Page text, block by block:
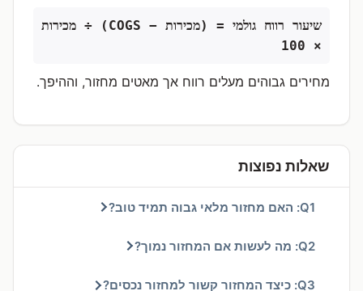
שיעור רווח גולמי = (מכירות − COGS) ÷ מכירות
× ‎100‎
מחירים גבוהים מעלים רווח אך מאטים מחזור, וההיפך.
שאלות נפוצות
Q1: האם מחזור מלאי גבוה תמיד טוב?
Q2: מה לעשות אם המחזור נמוך?
Q3: כיצד המחזור קשור למחזור נכסים?